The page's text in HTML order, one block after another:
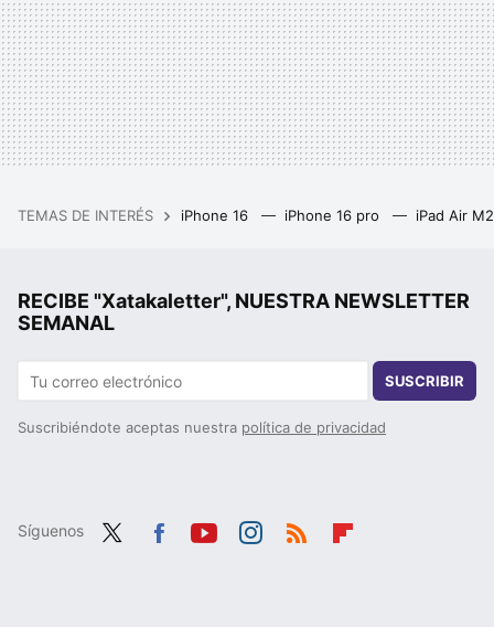
TEMAS DE INTERÉS iPhone 16 iPhone 16 pro iPad Air
RECIBE "Xatakaletter", NUESTRA NEWSLETTER
SEMANAL
SUSCRIBIR
Suscribiéndote aceptas nuestra política de privacidad
Síguenos